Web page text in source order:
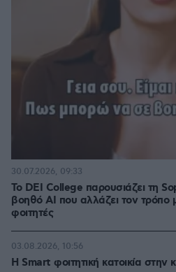
Το DEI College παρουσιάζει τη
βοηθό AI που αλλάζει τον τρόπο
φοιτητές
30.07.2026, 09:33
Η Smart φοιτητική κατοικία στην
03.08.2026, 10:56